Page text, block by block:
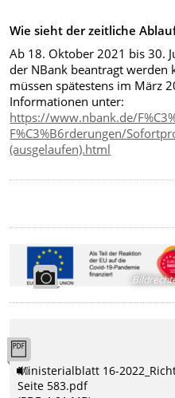
Wie sieht der zeitliche
Ab 18. Oktober 2021 bis 30.
der NBank beantragt werden
müssen spätestens im März
Informationen unter:
https://www.nbank.de/
F%C3%B6rderungen/
(ausgelaufen).html
Ministerialblatt 16-
Seite 583.pdf